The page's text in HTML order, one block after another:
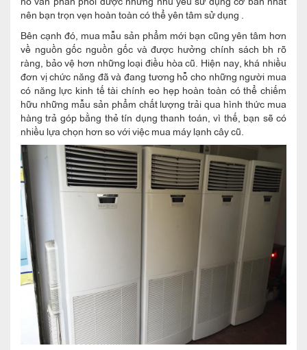
nên bạn trọn vẹn hoàn toàn có thể yên tâm sử dụng .
Bên cạnh đó, mua mẫu sản phẩm mới bạn cũng yên tâm hơn
về nguồn gốc nguồn gốc và được hưởng chính sách bh rõ
ràng, bảo vệ hơn những loại điều hòa cũ. Hiện nay, khá nhiều
đơn vị chức năng đã và đang tương hỗ cho những người mua
có năng lực kinh tế tài chính eo hẹp hoàn toàn có thể chiếm
hữu những mẫu sản phẩm chất lượng trải qua hình thức mua
hàng trả góp bằng thẻ tín dụng thanh toán, vì thế, bạn sẽ có
nhiều lựa chọn hơn so với việc mua máy lạnh cây cũ.